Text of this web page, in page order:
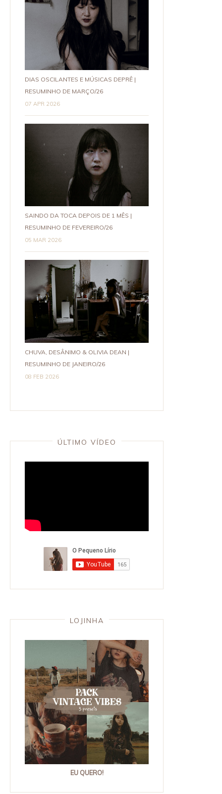
DIAS OSCILANTES E MÚSICAS DEPRÊ |
RESUMINHO DE MARÇO/26
07 APR 2026
SAINDO DA TOCA DEPOIS DE 1 MÊS |
RESUMINHO DE FEVEREIRO/26
05 MAR 2026
CHUVA, DESÂNIMO & OLIVIA DEAN |
RESUMINHO DE JANEIRO/26
08 FEB 2026
ÚLTIMO VÍDEO
LOJINHA
EU QUERO!